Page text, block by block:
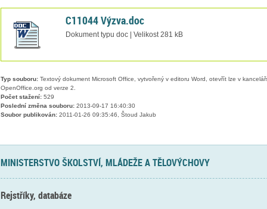
C11044 Výzva.doc
Dokument typu doc | Velikost 281 kB
Typ souboru:Textový dokument Microsoft Office, vytvořený v editoru Word, otevřít lze v
OpenOffice.org od verze 2.
Počet stažení:529
Poslední změna souboru:2013-09-17 16:40:30
Soubor publikován:2011-01-26 09:35:46, Štoud Jakub
MINISTERSTVO ŠKOLSTVÍ, MLÁDEŽE A TĚLOVÝCHOVY
Rejstříky, databáze